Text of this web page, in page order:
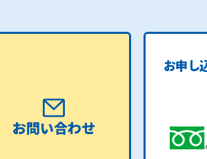
お問い合わせ
お申し